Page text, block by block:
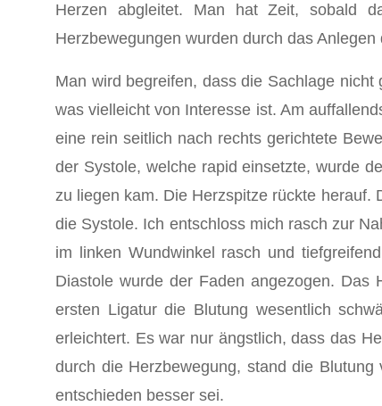
Herzen abgleitet. Man hat Zeit, sobald
Herzbewegungen wurden durch das
Man wird begreifen, dass die Sachlage
was vielleicht von Interesse ist. Am
eine rein seitlich nach rechts gerichtete
der Systole, welche rapid einsetzte, wurde
zu liegen kam. Die Herzspitze rückte herauf.
die Systole. Ich entschloss mich rasch zur
im linken Wundwinkel rasch und
Diastole wurde der Faden angezogen.
ersten Ligatur die Blutung wesentlich
erleichtert. Es war nur ängstlich, dass das
durch die Herzbewegung, stand die
entschieden besser sei.